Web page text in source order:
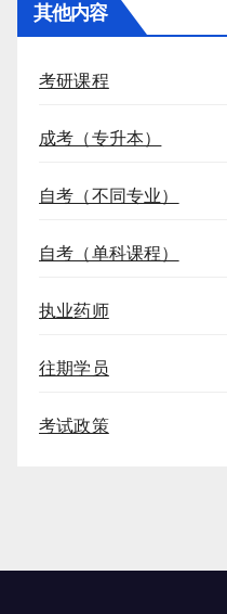
其他内容
考研课程
成考（专升本）
自考（不同专业）
自考（单科课程）
执业药师
往期学员
考试政策